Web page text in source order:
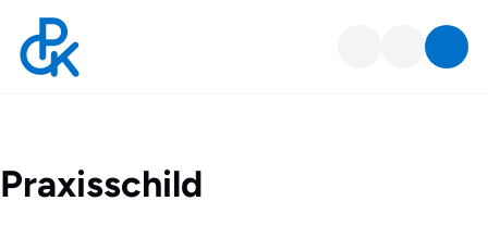
Praxisschild
Praxisschild